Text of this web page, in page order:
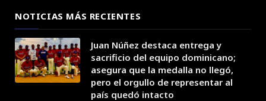
NOTICIAS MÁS RECIENTES
Juan Núñez destaca entrega y
sacrificio del equipo dominicano;
asegura que la medalla no llegó,
pero el orgullo de representar al
país quedó intacto